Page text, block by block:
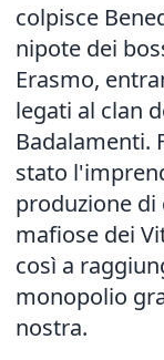
colpisce
nipote dei
Erasmo,
legati al clan
Badalamenti.
stato
produzione di
mafiose dei
così a
monopolio
nostra.